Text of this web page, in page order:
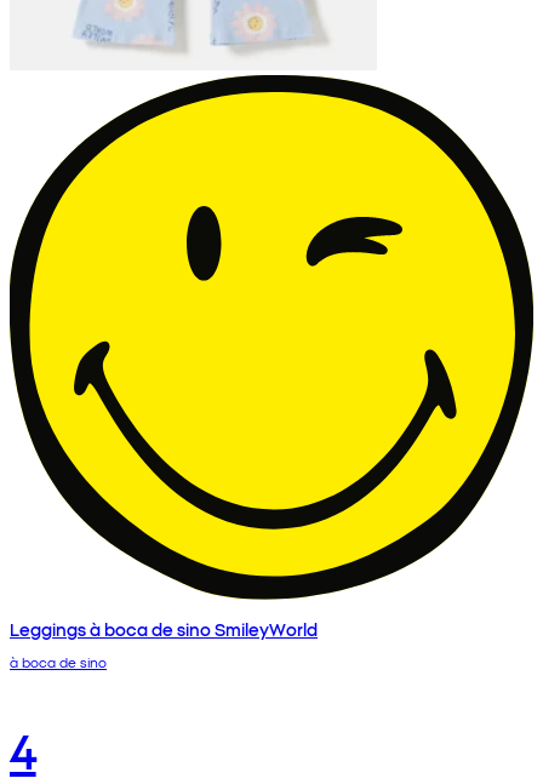
Leggings à boca de sino SmileyWorld
à boca de sino
4